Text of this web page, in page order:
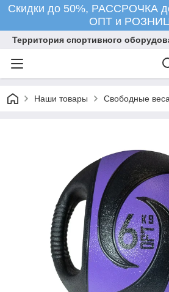
Скидки до 50%, РАССРОЧКА
ОПТ и
Территория спортивного
Наши товары Свободные веса